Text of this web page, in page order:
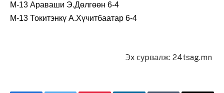
M-13 Араваши Э.Дөлгөөн 6-4
M-13 Токитэнкү А.Хүчитбаатар 6-4
Эх сурвалж: 24tsag.mn